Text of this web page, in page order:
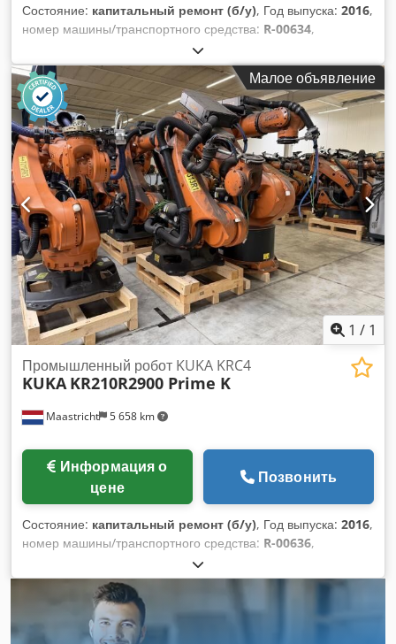
Состояние: капитальный ремонт (б/у), Год выпуска: 2016,
номер машины/транспортного средства: R-00634,
, дальность вылета стрелы:
мм, производитель контроллеров:KRC 4, производитель
обучающих пультов:KCP 4, Восстановленный робот KUKA
KR210R2700 Extra, произведенный в ноябре 2016 года.
Робот поставляется с контроллером KRC 4, включая панель
управления iPendant. Марка: KUKA Модель: KR210R2700
Extra Номер модели: KR210R2700 Год выпуска робота:
ноябрь 2016 года Грузоподъемность (кг): 210 Cjdpfxjzrz A Io
Ahheha Вылет (мм): 2696 Точность позиционирования (мм):
Количество управляемых осей: 6 Тип установки: напольный
Вес (кг): 1068 Контроллер: KRC 4 Год выпуска шкафа
контроллера: ноябрь 2016 года Длина кабеля контроллера
(м): 7 Панель управления: KCP 4 Длина кабеля панели
управления (м): 10
Малое объявление
1 / 1
Maastricht 5 658 km
Промышленный робот KUKA KRC4
KUKA KR210R2900 Prime K
цене
Позвонить
Состояние: капитальный ремонт (б/у), Год выпуска: 2016,
номер машины/транспортного средства: R-00636,
, дальность вылета стрелы:
мм, производитель контроллеров:KRC 4, производитель
обучающих пультов:
промышленный робот KUKA KR210R2900 Prime K,
произведенный в ноябре 2016 года. Робот поставляется с